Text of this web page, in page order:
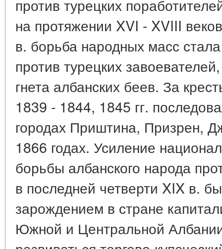
против турецких
на протяжении XVI - XVIII
в. борьба народных масс
против турецких
гнета албанских беев. За
1839 - 1844, 1845 гг.
городах Приштина, Призрен,
1866 годах. Усиление
борьбы албанского народа
в последней четверти XIX в.
зарождением в стране
Южной и Центральной